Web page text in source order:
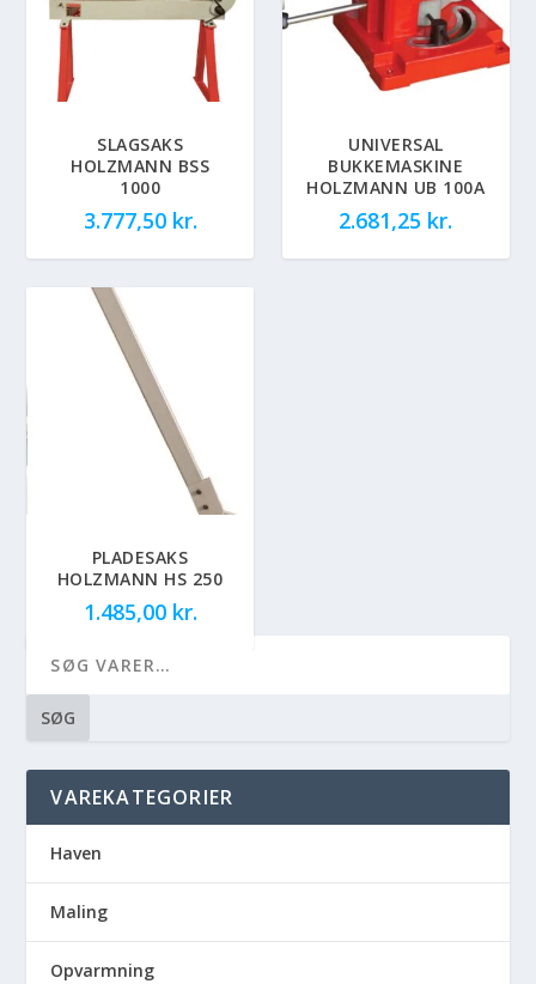
SLAGSAKS
HOLZMANN BSS
1000
3.777,50 kr.
UNIVERSAL
BUKKEMASKINE
HOLZMANN UB 100A
2.681,25 kr.
PLADESAKS
HOLZMANN HS 250
1.485,00 kr.
SØG
VAREKATEGORIER
Haven
Maling
Opvarmning